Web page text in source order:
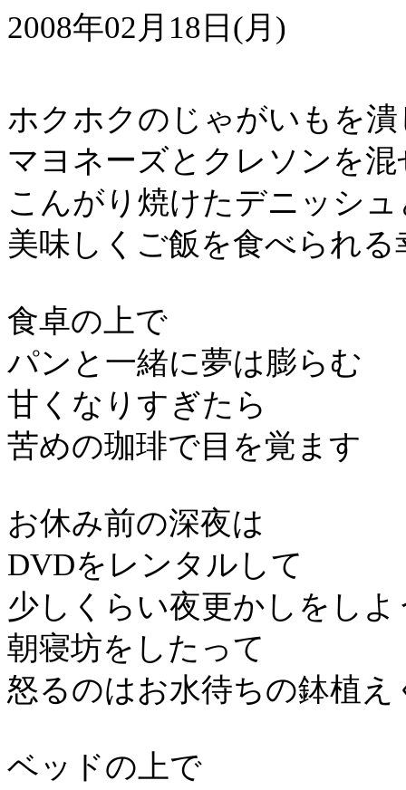
2008年02月18日(月)
ホクホクのじゃがいもを潰
マヨネーズとクレソンを混
こんがり焼けたデニッシ
美味しくご飯を食べられる
食卓の上で
パンと一緒に夢は膨らむ
甘くなりすぎたら
苦めの珈琲で目を覚ます
お休み前の深夜は
DVDをレンタルして
少しくらい夜更かしをしよ
朝寝坊をしたって
怒るのはお水待ちの鉢植え
ベッドの上で